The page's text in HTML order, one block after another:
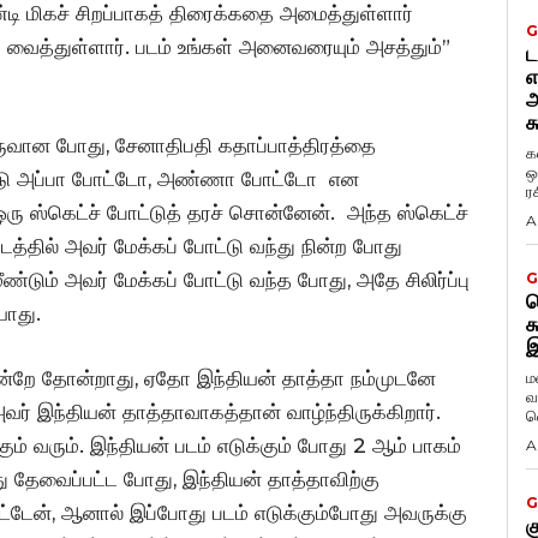
மிகச் சிறப்பாகத் திரைக்கதை அமைத்துள்ளார்
படம் உங்கள் அனைவரையும் அசத்தும்”
போது, சேனாதிபதி கதாப்பாத்திரத்தை
அப்பா போட்டோ, அண்ணா போட்டோ என
ஒரு ஸ்கெட்ச் போட்டுத் தரச் சொன்னேன். அந்த ஸ்கெட்ச்
அவர் மேக்கப் போட்டு வந்து நின்ற போது
அவர் மேக்கப் போட்டு வந்த போது, அதே சிலிர்ப்பு
தோன்றாது, ஏதோ இந்தியன் தாத்தா நம்முடனே
இந்தியன் தாத்தாவாகத்தான் வாழ்ந்திருக்கிறார்.
வரும். இந்தியன் படம் எடுக்கும் போது 2 ஆம் பாகம்
போது, இந்தியன் தாத்தாவிற்கு
ஆனால் இப்போது படம் எடுக்கும்போது அவருக்கு